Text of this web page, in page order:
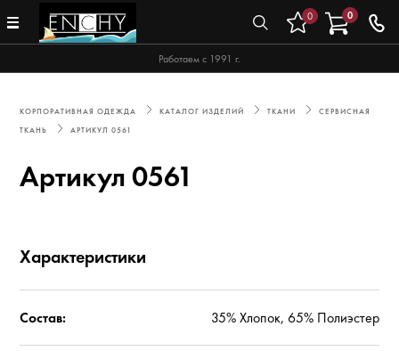
Работаем с 1991 г.
0 0
КОРПОРАТИВНАЯ ОДЕЖДА КАТАЛОГ ИЗДЕЛИЙ ТКАНИ
СЕРВИСНАЯ
ТКАНЬ
АРТИКУЛ 0561
Артикул 0561
Характеристики
Состав: 35% Хлопок, 65% Полиэстер